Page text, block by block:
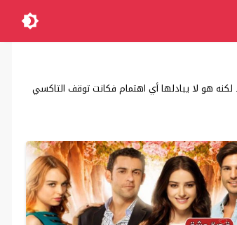
هو لا يبادلها أي اهتمام فكانت توقف التاكسي